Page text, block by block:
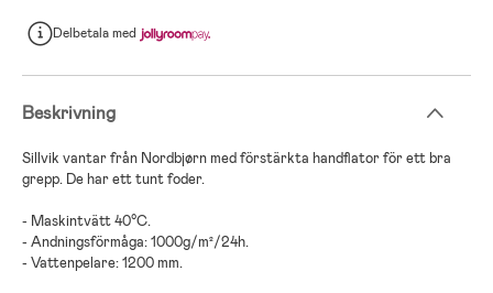
Delbetalamed
Beskrivning
Sillvik vantar från Nordbjørn med förstärkta handflator för ett bra
grepp. De har ett tunt foder.
- Maskintvätt 40°C.
- Andningsförmåga: 1000g/m²/24h.
- Vattenpelare: 1200 mm.